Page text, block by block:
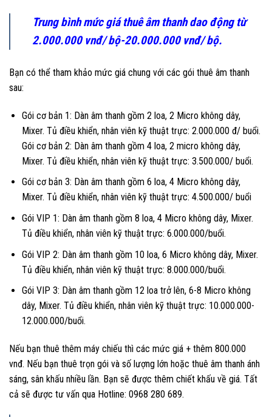
Trung bình mức giá thuê âm thanh dao động từ
2.000.000 vnđ/ bộ-20.000.000 vnđ/ bộ.
Bạn có thể tham khảo mức giá chung với các gói thuê âm thanh
sau:
Gói cơ bản 1: Dàn âm thanh gồm 2 loa, 2 Micro không dây,
Mixer. Tủ điều khiển, nhân viên kỹ thuật trực: 2.000.000 đ/ buổi.
Gói cơ bản 2: Dàn âm thanh gồm 4 loa, 2 micro không dây,
Mixer. Tủ điều khiển, nhân viên kỹ thuật trực: 3.500.000/ buổi.
Gói cơ bản 3: Dàn âm thanh gồm 6 loa, 4 Micro không dây,
Mixer. Tủ điều khiển, nhân viên kỹ thuật trực: 4.500.000/ buổi
Gói VIP 1: Dàn âm thanh gồm 8 loa, 4 Micro không dây, Mixer.
Tủ điều khiển, nhân viên kỹ thuật trực: 6.000.000/buổi.
Gói VIP 2: Dàn âm thanh gồm 10 loa, 6 Micro không dây, Mixer.
Tủ điều khiển, nhân viên kỹ thuật trực: 8.000.000/buổi.
Gói VIP 3: Dàn âm thanh gồm 12 loa trở lên, 6-8 Micro không
dây, Mixer. Tủ điều khiển, nhân viên kỹ thuật trực: 10.000.000-
12.000.000/buổi.
Nếu bạn thuê thêm máy chiếu thì các mức giá + thêm 800.000
vnđ. Nếu bạn thuê trọn gói và số lượng lớn hoặc thuê âm thanh ánh
sáng, sân khấu nhiều lần. Bạn sẽ được thêm chiết khấu về giá. Tất
cả sẽ được tư vấn qua Hotline: 0968 280 689.